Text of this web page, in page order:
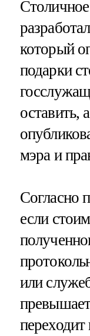
который
подарки
оставить,
мэра и
Согласно
если
или
переходит